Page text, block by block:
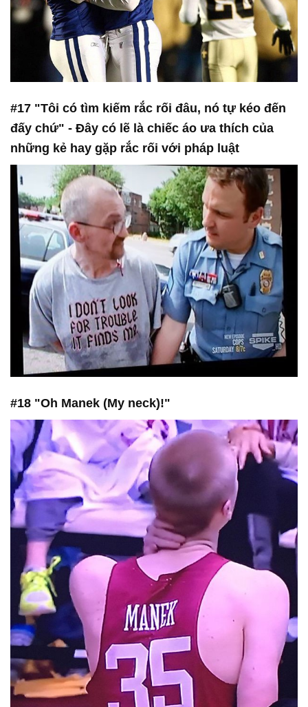
#17 "Tôi có tìm kiếm rắc rối đâu, nó tự kéo đến
đấy chứ" - Đây có lẽ là chiếc áo ưa thích của
những kẻ hay gặp rắc rối với pháp luật
#18 "Oh Manek (My neck)!"